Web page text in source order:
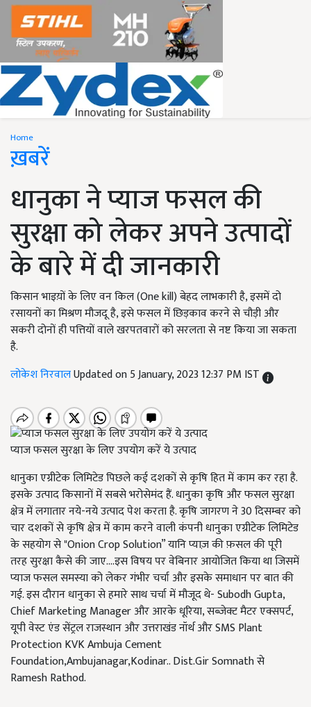
Home
ख़बरें
धानुका ने प्याज फसल की
सुरक्षा को लेकर अपने उत्पादों
के बारे में दी जानकारी
किसान भाइय़ों के लिए वन किल (One kill) बेहद लाभकारी है, इसमें दो
रसायनों का मिश्रण मौजदू है, इसे फसल में छिड़काव करने से चौड़ी और
सकरी दोनों ही पत्तियों वाले खरपतवारों को सरलता से नष्ट किया जा सकता
है.
लोकेश निरवालUpdated on 5 January, 2023 12:37 PM IST
प्याज फसल सुरक्षा के लिए उपयोग करें ये उत्पाद
धानुका एग्रीटेक लिमिटेड पिछले कई दशकों से कृषि हित में काम कर रहा है.
इसके उत्पाद किसानों में सबसे भरोसेमंद हैं. धानुका कृषि और फसल सुरक्षा
क्षेत्र में लगातार नये-नये उत्पाद पेश करता है. कृषि जागरण ने 30 दिसम्बर को
चार दशकों से कृषि क्षेत्र में काम करने वाली कंपनी धानुका एग्रीटेक लिमिटेड
के सहयोग से "Onion Crop Solution” यानि प्याज़ की फ़सल की पूरी
तरह सुरक्षा कैसे की जाए....इस विषय पर वेबिनार आयोजित किया था जिसमें
प्याज फसल समस्या को लेकर गंभीर चर्चा और इसके समाधान पर बात की
गई. इस दौरान धानुका से हमारे साथ चर्चा में मौजूद थे- Subodh Gupta,
Chief Marketing Manager और आरके धूरिया, सब्जेक्ट मैटर एक्सपर्ट,
यूपी वेस्ट एंड सेंट्रल राजस्थान और उत्तराखंड नॉर्थ और SMS Plant
Protection KVK Ambuja Cement
Foundation,Ambujanagar,Kodinar.. Dist.Gir Somnath से
Ramesh Rathod.